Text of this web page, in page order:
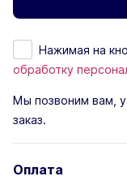
Нажимая на
обработку
Мы позвоним вам,
заказ.
Оплата